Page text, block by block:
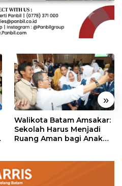
»
Walikota Batam Amsakar:
Sekolah Harus Menjadi
Ruang Aman bagi Anak